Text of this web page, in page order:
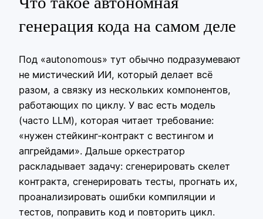
генерация кода на самом деле
Под «autonomous» тут обычно подразумевают
не мистический ИИ, который делает всё
разом, а связку из нескольких компонентов,
работающих по циклу. У вас есть модель
(часто LLM), которая читает требование:
«нужен стейкинг‑контракт с вестингом и
апгрейдами». Дальше оркестратор
раскладывает задачу: сгенерировать скелет
контракта, сгенерировать тесты, прогнать их,
проанализировать ошибки компиляции и
тестов, поправить код и повторить цикл.